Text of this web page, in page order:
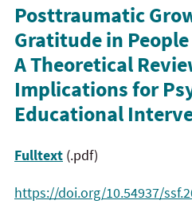
Posttraumatic
Gratitude in
A Theoretical
Implications for
Educational
Fulltext (.pdf)
https://doi.org/10.54937/